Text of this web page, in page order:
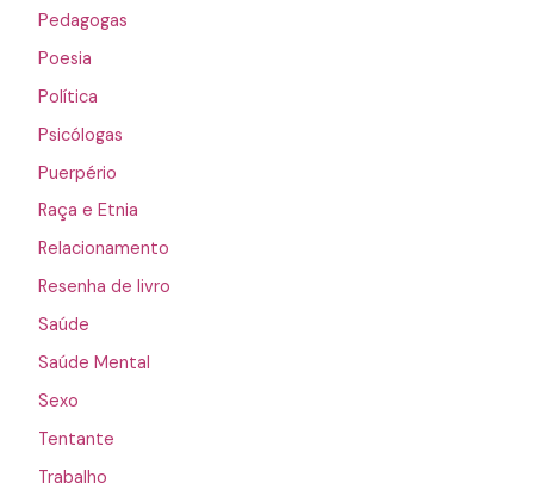
Pedagogas
Poesia
Política
Psicólogas
Puerpério
Raça e Etnia
Relacionamento
Resenha de livro
Saúde
Saúde Mental
Sexo
Tentante
Trabalho